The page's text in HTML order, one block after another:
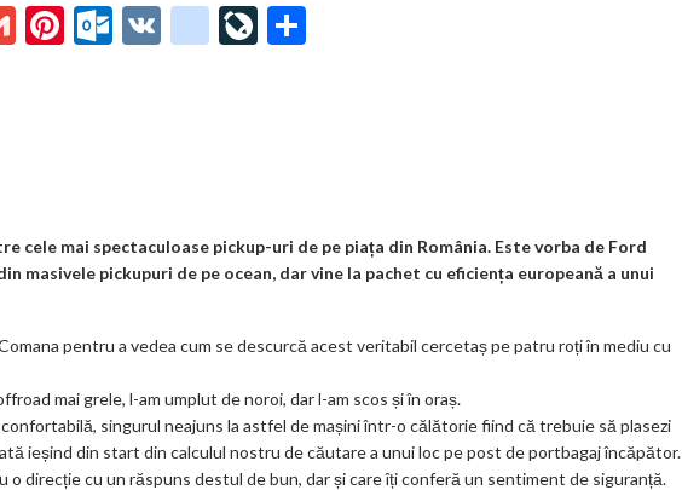
G
Pi O
m
V
g
o
o
k
ar
ks
Li
mai spectaculoase pickup-uri de pe piața din România. Este vorba de Ford
masivele pickupuri de pe ocean, dar vine la pachet cu eficiența europeană a unui
pentru a vedea cum se descurcă acest veritabil cercetaș pe patru roți în mediu cu
mai grele, l-am umplut de noroi, dar l-am scos și în oraș.
singurul neajuns la astfel de mașini într-o călătorie fiind că trebuie să plasezi
ieșind din start din calculul nostru de căutare a unui loc pe post de portbagaj încăpător.
o direcție cu un răspuns destul de bun, dar și care îți conferă un sentiment de siguranță.